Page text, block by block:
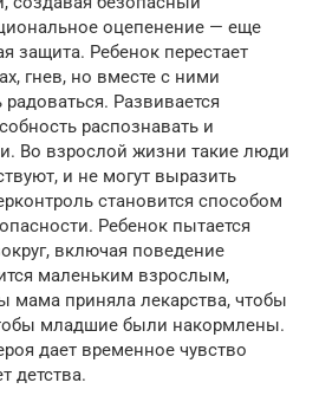
оцепенение — еще
защита. Ребенок перестает
гнев, но вместе с ними
Развивается
распознавать и
Во взрослой жизни такие люди
и не могут выразить
становится способом
Ребенок пытается
включая поведение
маленьким взрослым,
мама приняла лекарства, чтобы
младшие были накормлены.
дает временное чувство
детства.